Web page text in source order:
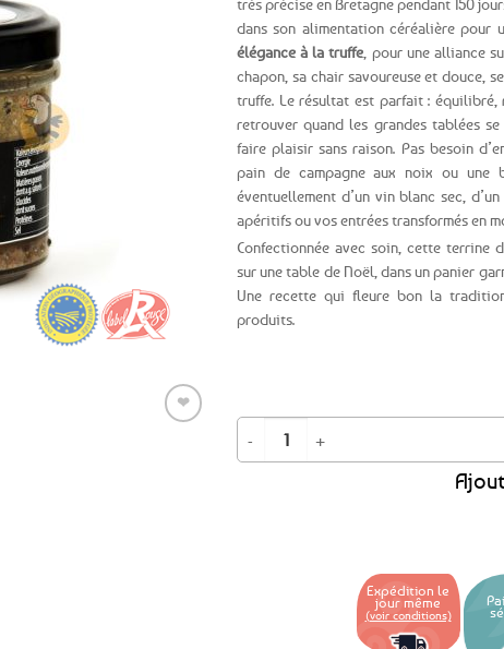
❤
très précise en Bretagne pendant 150
dans son alimentation céréalière pour
élégance à la truffe , pour une alliance
chapon, sa chair savoureuse et douce,
truffe. Le résultat est parfait :
retrouver quand les grandes tablées
faire plaisir sans raison. Pas besoin
pain de campagne aux noix ou une
éventuellement d’un vin blanc sec,
apéritifs ou vos entrées transformés en
Confectionnée avec soin, cette terrine
sur une table de Noël, dans un panier
Une recette qui fleure bon la
produits.
quantité de Terrine de chapon de Janzé à
Expédition le
jour même
(voir conditions)